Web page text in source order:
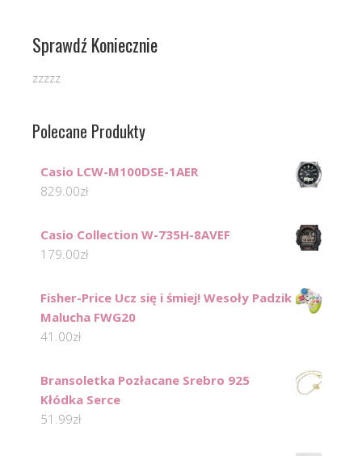
Sprawdź Koniecznie
zzzzz
Polecane Produkty
Casio LCW-M100DSE-1AER
829.00zł
Casio Collection W-735H-8AVEF
179.00zł
Fisher-Price Ucz się i śmiej! Wesoły Padzik
Malucha FWG20
41.00zł
Bransoletka Pozłacane Srebro 925
Kłódka Serce
51.99zł